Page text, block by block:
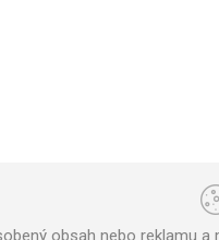
obsah nebo reklamu